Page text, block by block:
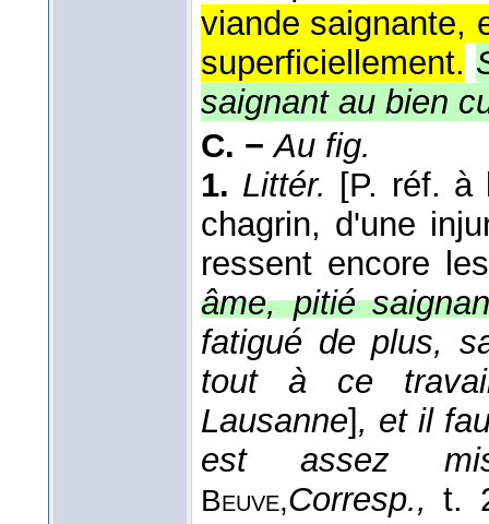
viande saignante,
superficiellement.
saignant au bien
C. − Au fig.
1. Littér. [P. réf. à
chagrin, d'une
ressent encore
âme, pitié
fatigué de plus,
tout à ce
Lausanne], et il
est assez
Beuve,Corresp.,t.